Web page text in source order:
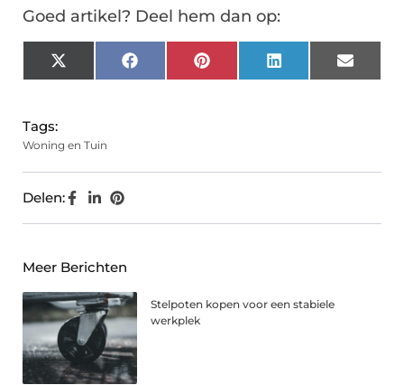
Goed artikel? Deel hem dan op:
X
(Twitter)
FacebookPinterest LinkedIn Email
Tags:
Woning en Tuin
Delen:
Meer Berichten
Stelpoten kopen voor een stabiele
werkplek